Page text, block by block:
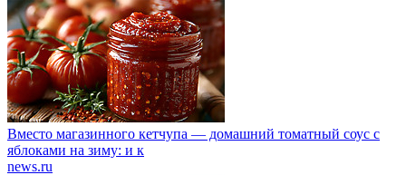
Вместо магазинного кетчупа — домашний томатный соус с
яблоками на зиму: и к
news.ru